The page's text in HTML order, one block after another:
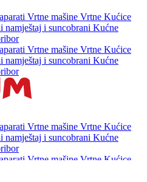
Vrtne mašine Vrtne Kućice
namještaj i suncobrani Kućne
Vrtne mašine Vrtne Kućice
namještaj i suncobrani Kućne
Vrtne mašine Vrtne Kućice
namještaj i suncobrani Kućne
Vrtne mašine Vrtne Kućice